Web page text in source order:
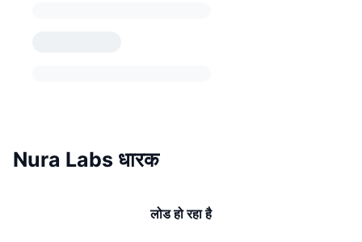
Nura Labs धारक
लोड हो रहा है